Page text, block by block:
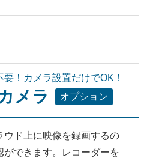
！カメラ設置だけでOK！
メラ オプション
ウド上に映像を録画するの
できます。レコーダーを